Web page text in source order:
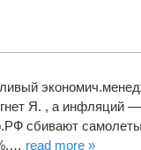
Я. , а инфляций
сбивают
read more »